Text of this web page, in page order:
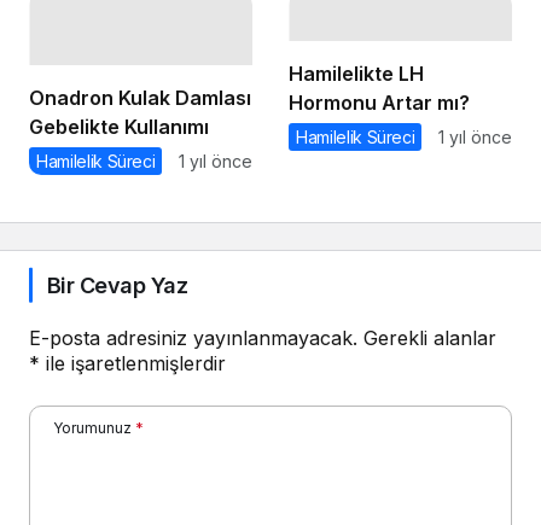
Onadron Kulak Damlası
Gebelikte Kullanımı
Hamilelik Süreci 1 yıl önce
Hamilelikte LH
Hormonu Artar mı?
Hamilelik Süreci 1 yıl önce
Bir Cevap Yaz
E-posta adresiniz yayınlanmayacak. Gerekli alanlar
* ile işaretlenmişlerdir
Yorumunuz *